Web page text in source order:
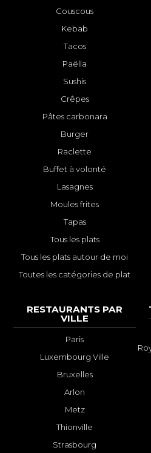
Couscous
Kebab
Tacos
Paëlla
Sushis
Crêpes
Pâtes carbonara
Burger
Raclette
Buffet à volonté
Lasagnes
Moules frites
Tapas
Tous les plats
Tous les plats autour de moi
Toutes les catégories de plat
RESTAURANTS PAR
VILLE
Paris
Luxembourg Ville
Bruxelles
Arlon
Metz
Thionville
Strasbourg